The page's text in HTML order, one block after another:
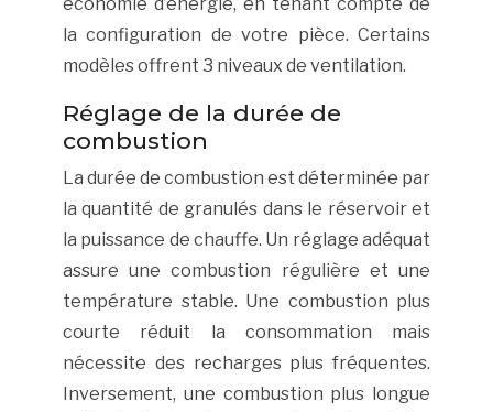
la configuration de votre pièce. Certains
modèles offrent 3 niveaux de ventilation.
Réglage de la durée de
combustion
La durée de combustion est déterminée par
la quantité de granulés dans le réservoir et
la puissance de chauffe. Un réglage adéquat
assure une combustion régulière et une
température stable. Une combustion plus
courte réduit la consommation mais
nécessite des recharges plus fréquentes.
Inversement, une combustion plus longue